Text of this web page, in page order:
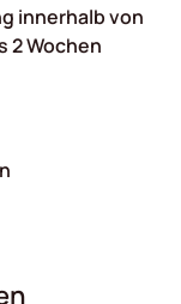
innerhalb von
2 Wochen